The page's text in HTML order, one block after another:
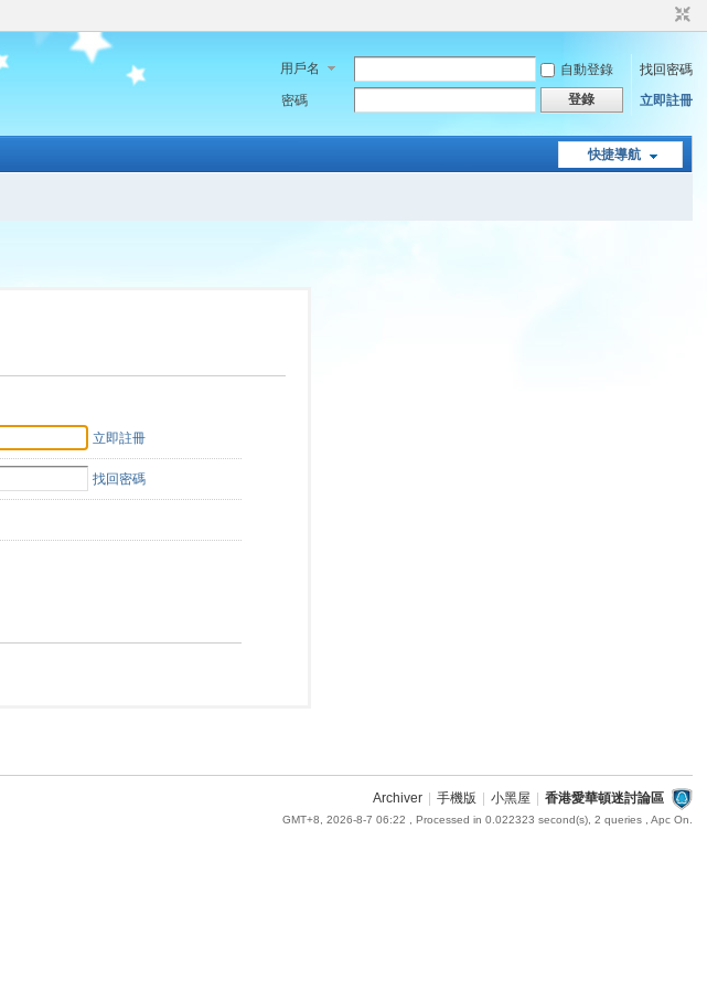
用戶名 自動登錄
找回密碼
密碼
登錄 立即註冊
快捷導航
立即註冊
找回密碼
Archiver 手機版 小黑屋 香港愛華頓迷討論區
GMT+8, 2026-8-7 06:22 , Processed in 0.022323 second(s), 2 queries , Apc On.